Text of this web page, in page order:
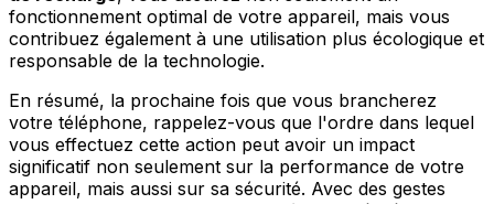
fonctionnement optimal de votre appareil, mais vous
contribuez également à une utilisation plus écologique et
responsable de la technologie.
En résumé, la prochaine fois que vous brancherez
votre téléphone, rappelez-vous que l'ordre dans lequel
vous effectuez cette action peut avoir un impact
significatif non seulement sur la performance de votre
appareil, mais aussi sur sa sécurité. Avec des gestes